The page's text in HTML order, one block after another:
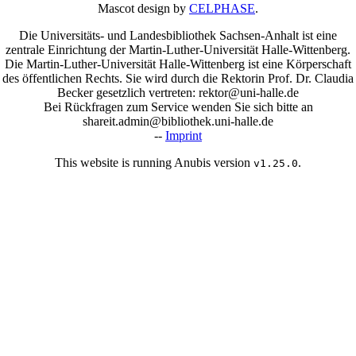
Mascot design by CELPHASE.
Die Universitäts- und Landesbibliothek Sachsen-Anhalt ist eine
zentrale Einrichtung der Martin-Luther-Universität Halle-Wittenberg.
Die Martin-Luther-Universität Halle-Wittenberg ist eine Körperschaft
des öffentlichen Rechts. Sie wird durch die Rektorin Prof. Dr. Claudia
Becker gesetzlich vertreten: rektor@uni-halle.de
Bei Rückfragen zum Service wenden Sie sich bitte an
shareit.admin@bibliothek.uni-halle.de
-- Imprint
This website is running Anubis version v1.25.0.